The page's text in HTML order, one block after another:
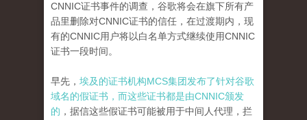
CNNIC证书事件的调查，谷歌将会在旗下所有产
品里删除对CNNIC证书的信任，在过渡期内，现
有的CNNIC用户将以白名单方式继续使用CNNIC
证书一段时间。
早先， 埃及的证书机构MCS集团发布了针对谷歌
域名的假证书，而这些证书都是由CNNIC颁发
的 ，据信这些假证书可能被用于中间人代理，拦